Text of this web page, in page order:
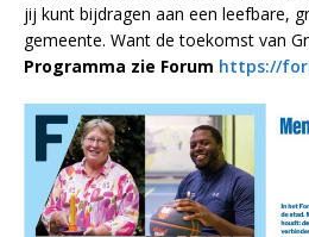
jij kunt bijdragen aan een leefbare,
gemeente. Want de toekomst van
Programma zie Forum https://